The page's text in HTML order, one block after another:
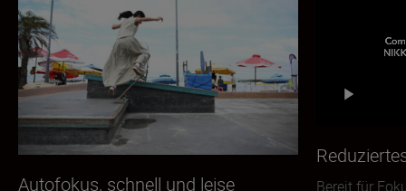
Autofokus, schnell und leise
Bereit für